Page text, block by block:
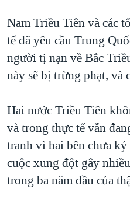
Nam Triều Tiên và các
tế đã yêu cầu Trung
người tị nạn về Bắc
này sẽ bị trừng phạt, và
Hai nước Triều Tiên
và trong thực tế vẫn
tranh vì hai bên chưa
cuộc xung đột gây
trong ba năm đầu của